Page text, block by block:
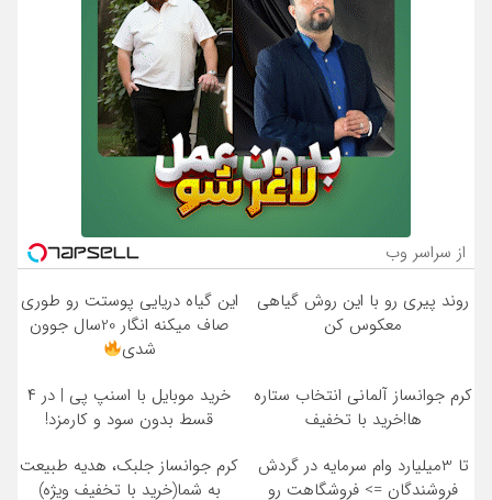
از سراسر وب
روند پیری رو با این روش گیاهی
معکوس کن
این گیاه دریایی پوستت رو طوری
صاف میکنه انگار 20سال جوون
شدی
کرم جوانساز آلمانی انتخاب ستاره
ها!خرید با تخفیف
خرید موبایل با اسنپ پی | در ۴
قسط بدون سود و کارمزد!
تا 3میلیارد وام سرمایه در گردش
فروشندگان => فروشگاهت رو
کرم جوانساز جلبک، هدیه طبیعت
به شما(خرید با تخفیف ویژه)